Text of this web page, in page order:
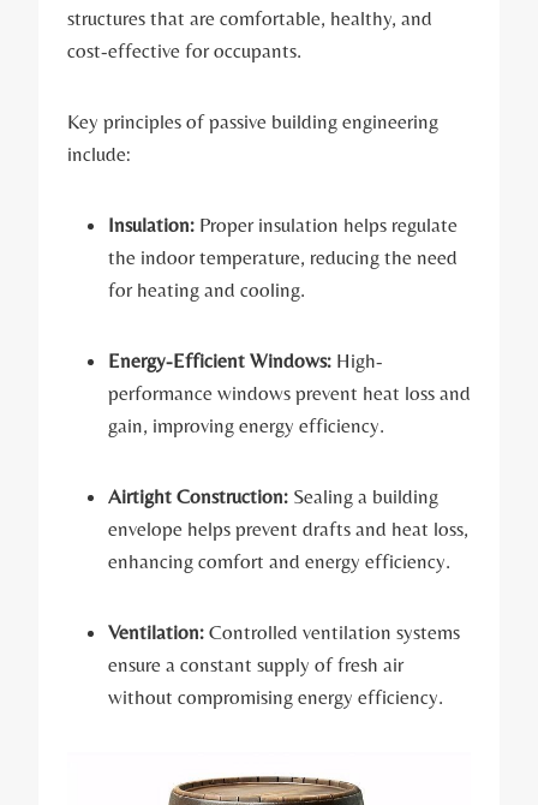
structures that are comfortable, healthy, and
cost-effective for occupants.
Key principles of passive building engineering
include:
Insulation: Proper insulation helps regulate
the indoor temperature, reducing the need
for heating and cooling.
Energy-Efficient Windows: High-
performance windows prevent heat loss and
gain, improving energy efficiency.
Airtight Construction: Sealing a building
envelope helps prevent drafts and heat loss,
enhancing comfort and energy efficiency.
Ventilation: Controlled ventilation systems
ensure a constant supply of fresh air
without compromising energy efficiency.